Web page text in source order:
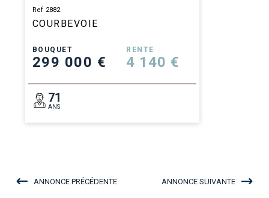
Ref 2882
COURBEVOIE
BOUQUET
299 000 €
RENTE
4 140 €
71
ANS
ANNONCE PRÉCÉDENTE ANNONCE SUIVANTE